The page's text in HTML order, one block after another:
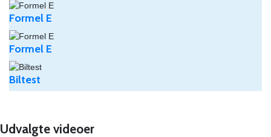
Formel E
Formel E
Biltest
Udvalgte videoer